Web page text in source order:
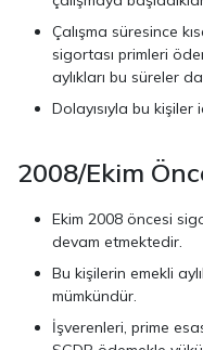
Çalışma süresince
sigortası primleri
aylıkları bu süreler
Dolayısıyla bu
2008/Ekim
Ekim 2008 öncesi
devam etmektedir.
Bu kişilerin emekli
mümkündür.
İşverenleri, prime